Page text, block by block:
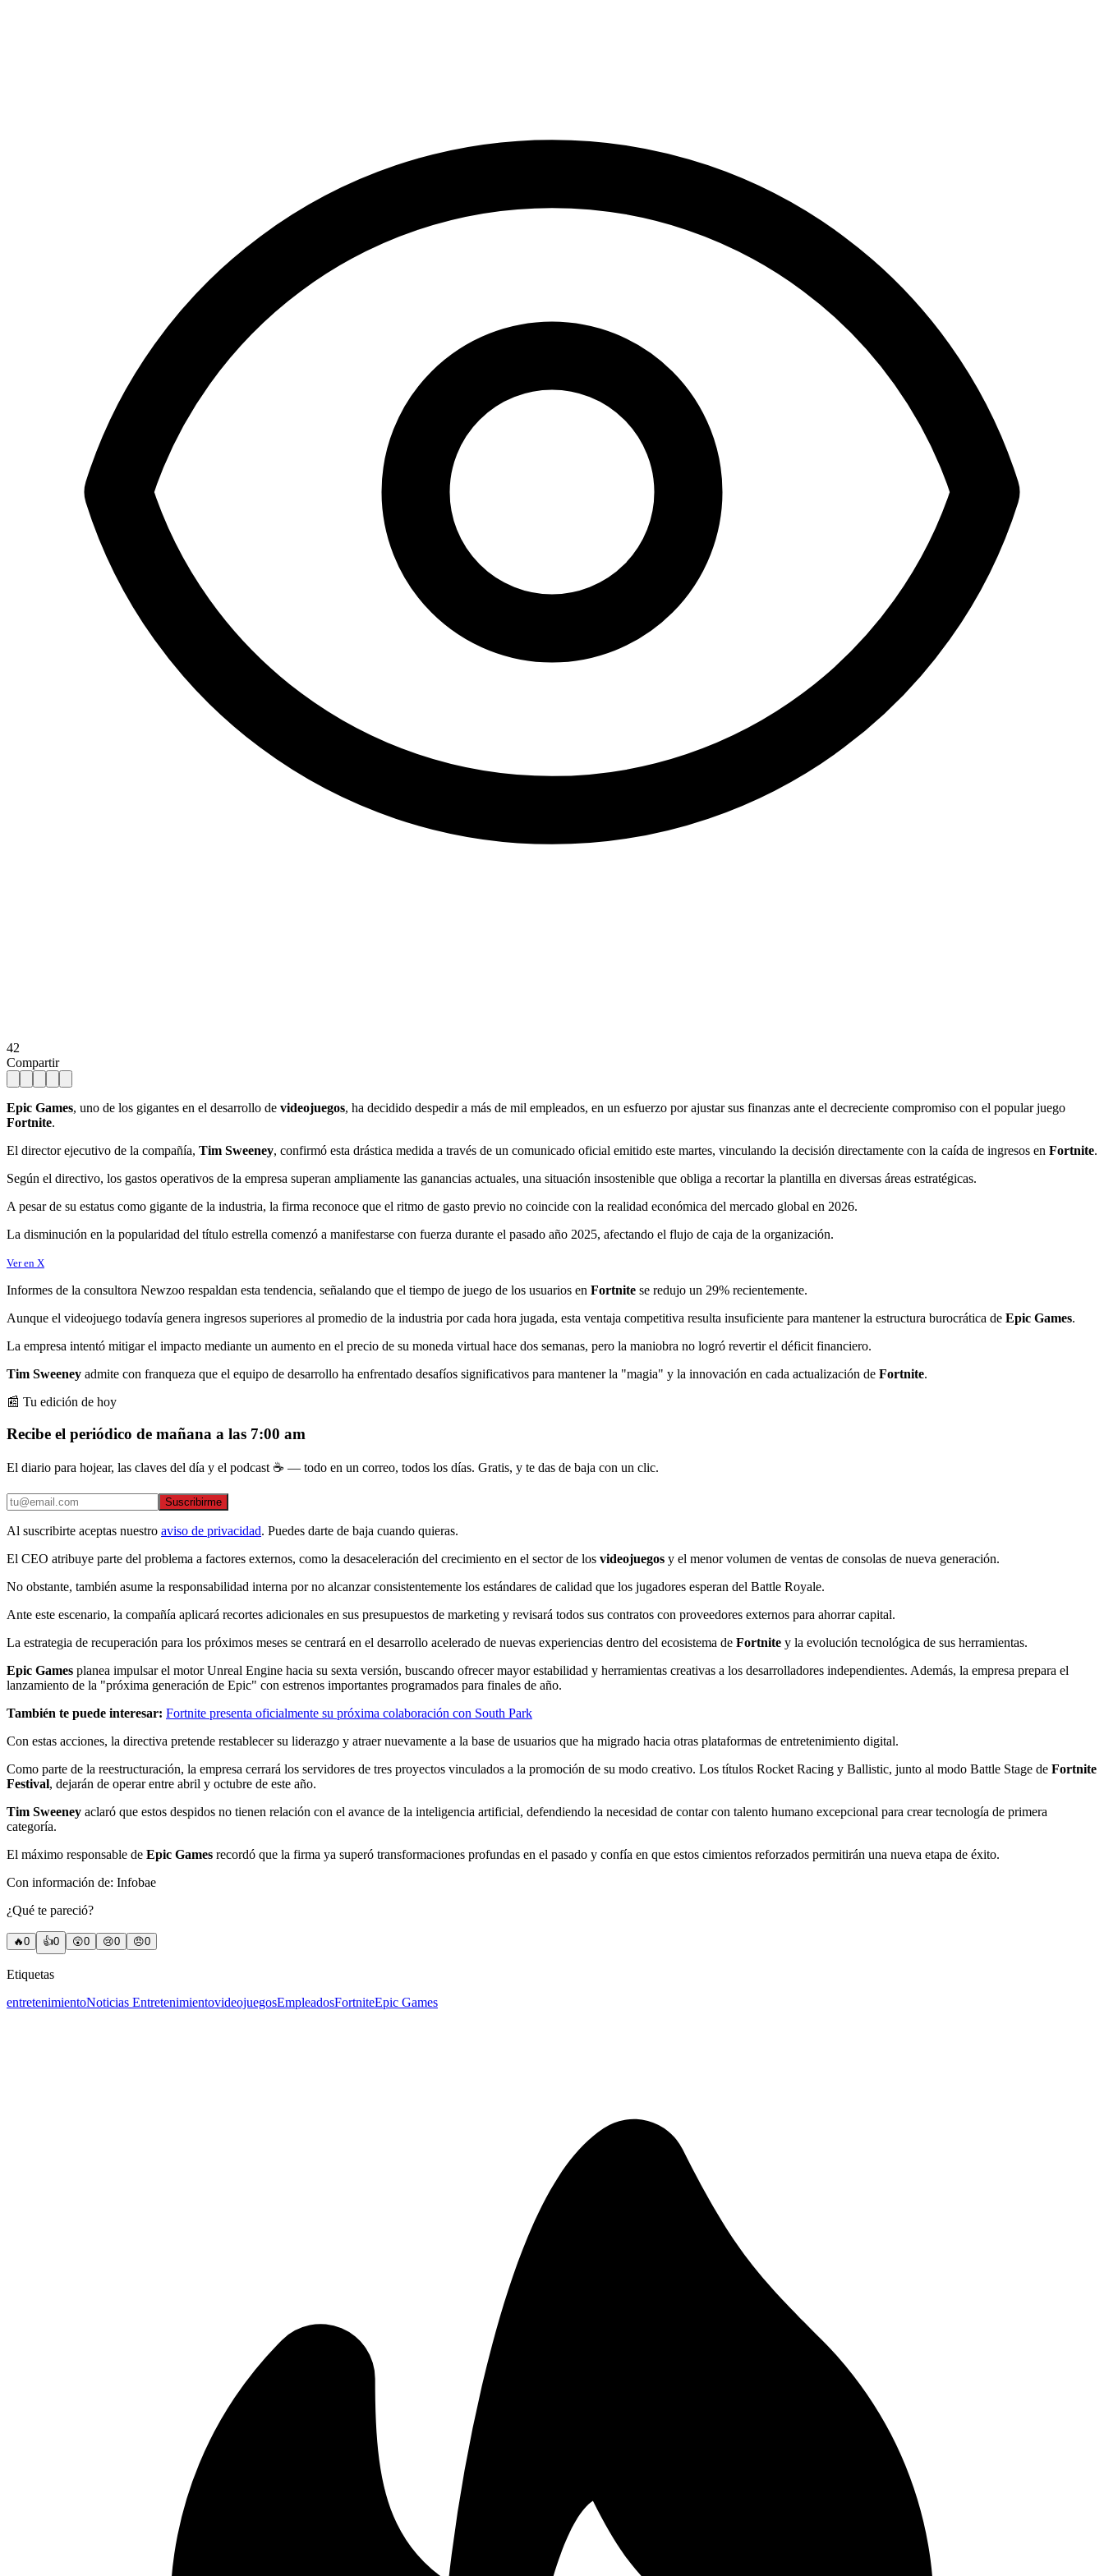
42
Compartir
Epic Games, uno de los gigantes en el desarrollo de videojuegos, ha decidido despedir a más de mil empleados, en un esfuerzo por ajustar sus finanzas ante el decreciente compromiso con el popular juego
Fortnite.
El director ejecutivo de la compañía, Tim Sweeney, confirmó esta drástica medida a través de un comunicado oficial emitido este martes, vinculando la decisión directamente con la caída de ingresos en Fortnite.
Según el directivo, los gastos operativos de la empresa superan ampliamente las ganancias actuales, una situación insostenible que obliga a recortar la plantilla en diversas áreas estratégicas.
A pesar de su estatus como gigante de la industria, la firma reconoce que el ritmo de gasto previo no coincide con la realidad económica del mercado global en 2026.
La disminución en la popularidad del título estrella comenzó a manifestarse con fuerza durante el pasado año 2025, afectando el flujo de caja de la organización.
Ver en X
Informes de la consultora Newzoo respaldan esta tendencia, señalando que el tiempo de juego de los usuarios en Fortnite se redujo un 29% recientemente.
Aunque el videojuego todavía genera ingresos superiores al promedio de la industria por cada hora jugada, esta ventaja competitiva resulta insuficiente para mantener la estructura burocrática de Epic Games.
La empresa intentó mitigar el impacto mediante un aumento en el precio de su moneda virtual hace dos semanas, pero la maniobra no logró revertir el déficit financiero.
Tim Sweeney admite con franqueza que el equipo de desarrollo ha enfrentado desafíos significativos para mantener la "magia" y la innovación en cada actualización de Fortnite.
📰 Tu edición de hoy
Recibe el periódico de mañana a las 7:00 am
El diario para hojear, las claves del día y el podcast ☕ — todo en un correo, todos los días. Gratis, y te das de baja con un clic.
Suscribirme
Al suscribirte aceptas nuestro aviso de privacidad. Puedes darte de baja cuando quieras.
El CEO atribuye parte del problema a factores externos, como la desaceleración del crecimiento en el sector de los videojuegos y el menor volumen de ventas de consolas de nueva generación.
No obstante, también asume la responsabilidad interna por no alcanzar consistentemente los estándares de calidad que los jugadores esperan del Battle Royale.
Ante este escenario, la compañía aplicará recortes adicionales en sus presupuestos de marketing y revisará todos sus contratos con proveedores externos para ahorrar capital.
La estrategia de recuperación para los próximos meses se centrará en el desarrollo acelerado de nuevas experiencias dentro del ecosistema de Fortnite y la evolución tecnológica de sus herramientas.
Epic Games planea impulsar el motor Unreal Engine hacia su sexta versión, buscando ofrecer mayor estabilidad y herramientas creativas a los desarrolladores independientes. Además, la empresa prepara el
lanzamiento de la "próxima generación de Epic" con estrenos importantes programados para finales de año.
También te puede interesar: Fortnite presenta oficialmente su próxima colaboración con South Park
Con estas acciones, la directiva pretende restablecer su liderazgo y atraer nuevamente a la base de usuarios que ha migrado hacia otras plataformas de entretenimiento digital.
Como parte de la reestructuración, la empresa cerrará los servidores de tres proyectos vinculados a la promoción de su modo creativo. Los títulos Rocket Racing y Ballistic, junto al modo Battle Stage de Fortnite
Festival, dejarán de operar entre abril y octubre de este año.
Tim Sweeney aclaró que estos despidos no tienen relación con el avance de la inteligencia artificial, defendiendo la necesidad de contar con talento humano excepcional para crear tecnología de primera
categoría.
El máximo responsable de Epic Games recordó que la firma ya superó transformaciones profundas en el pasado y confía en que estos cimientos reforzados permitirán una nueva etapa de éxito.
Con información de: Infobae
¿Qué te pareció?
🔥0 👍0 😲0 😢0 😠0
Etiquetas
entretenimientoNoticias EntretenimientovideojuegosEmpleadosFortniteEpic Games